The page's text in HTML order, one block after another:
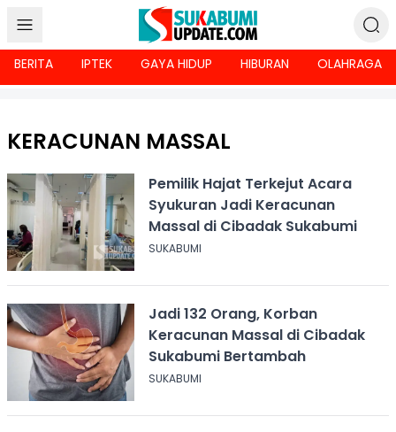
BERITA IPTEK GAYA HIDUP HIBURAN OLAHRAGA
KERACUNAN MASSAL
Pemilik Hajat Terkejut Acara
Syukuran Jadi Keracunan
Massal di Cibadak Sukabumi
SUKABUMI
Jadi 132 Orang, Korban
Keracunan Massal di Cibadak
Sukabumi Bertambah
SUKABUMI